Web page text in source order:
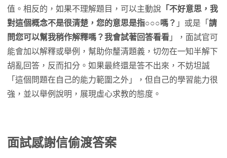
值。相反的，如果不理解題目，可以主動說 「不好意思，我
對這個概念不是很清楚，您的意思是指○○○嗎？ 」或是「 請
問您可以幫我稍作解釋嗎？我會試著回答看看 」，面試官可
能會加以解釋或舉例，幫助你釐清題義，切勿在一知半解下
胡亂回答，反而扣分。如果最終還是答不出來，不妨坦誠
「這個問題在自己的能力範圍之外」，但自己的學習能力很
強，並以舉例說明，展現虛心求教的態度。
面試感謝信偷渡答案